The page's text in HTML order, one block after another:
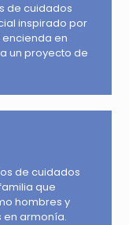
de cuidados
inspirado por
en
un proyecto de
de cuidados
que
hombres y
armonía.